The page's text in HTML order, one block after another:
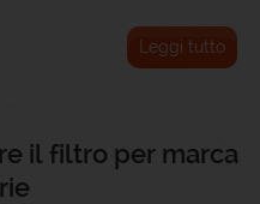
Leggi tutto
il filtro per marca